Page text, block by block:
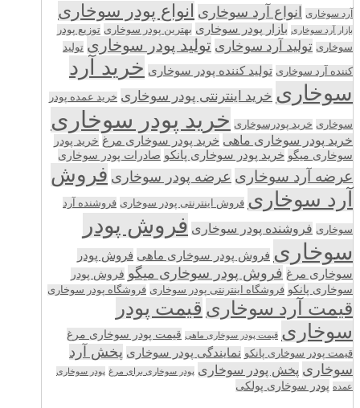
آرد سوخاری انواع آرد سوخاری انواع پودر سوخاری
بازار آرد سوخاری بازار پودر سوخاری بهترین پودر سوخاری توزیع پودر
سوخاری تولید آرد سوخاری تولید پودر سوخاری تولید
کننده آرد سوخاری تولید کننده پودر سوخاری خرید آرد
سوخاری خرید اینترنتی پودر سوخاری خرید عمده پودر
سوخاری خرید پودرسوخاری خرید پودر سوخاری
خرید پودر سوخاری ماهی خرید پودر سوخاری مرغ خرید پودر
سوخاری میگو خرید پودر سوخاری پانکو صادرات پودر سوخاری
عرضه آرد سوخاری عرضه پودر سوخاری فروش
آرد سوخاری فروش اینترنتی پودر سوخاری فروشنده آرد
سوخاری فروشنده پودر سوخاری فروش پودر
سوخاری فروش پودر سوخاری ماهی فروش پودر
سوخاری مرغ فروش پودر سوخاری میگو فروش پودر
سوخاری پانکو فروشگاه اینترنتی پودر سوخاری فروشگاه پودر سوخاری
قیمت آرد سوخاری قیمت پودر
سوخاری قیمت پودر سوخاری ماهی قیمت پودر سوخاری مرغ
قیمت پودر سوخاری پانکو نمایندگی پودر سوخاری پخش آرد
سوخاری پخش پودر سوخاری پودر سوخاری برای مرغ پودر سوخاری
عمده پودر سوخاری پولکی